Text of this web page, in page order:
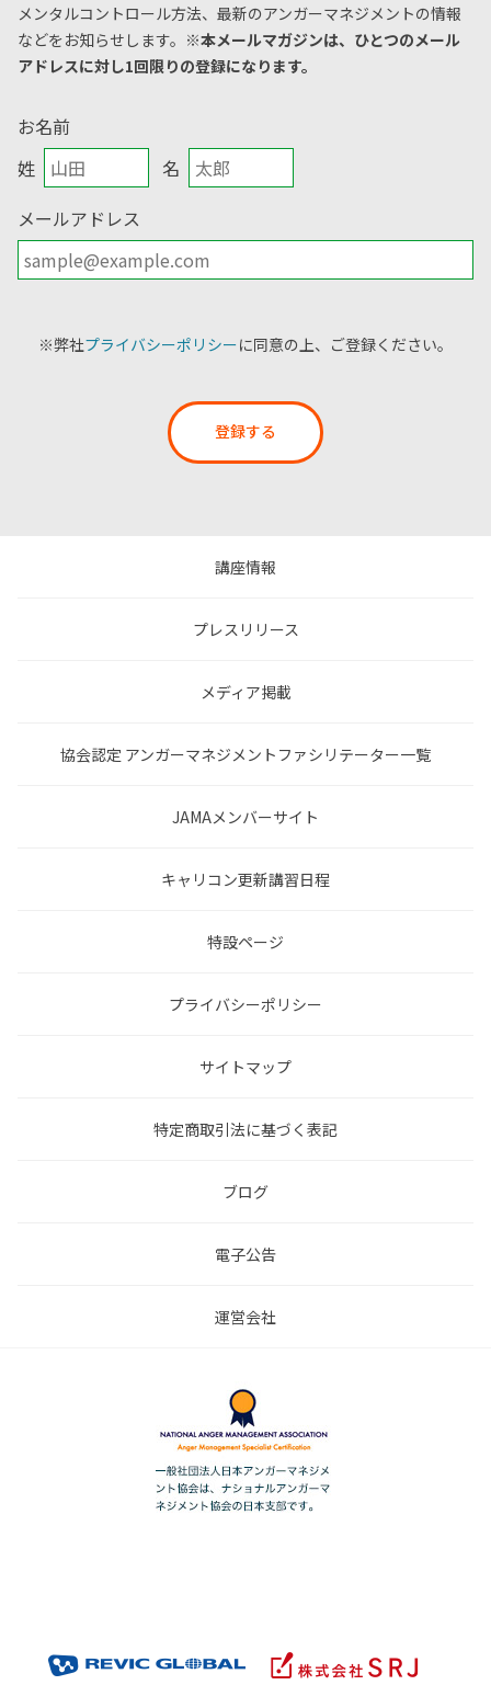
メンタルコントロール方法、 最新のアンガーマネジメントの情報
などをお知らせします。 ※本メールマガジンは、ひとつのメール
アドレスに対し1回限りの登録になります。
お名前
姓
名
メールアドレス
※弊社プライバシーポリシーに同意の上、ご登録ください。
登録する
講座情報
プレスリリース
メディア掲載
協会認定 アンガーマネジメントファシリテーター一覧
JAMAメンバーサイト
キャリコン更新講習日程
特設ページ
プライバシーポリシー
サイトマップ
特定商取引法に基づく表記
ブログ
電子公告
運営会社